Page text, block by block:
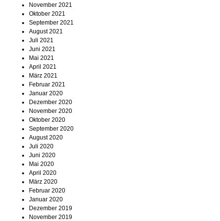
November 2021
Oktober 2021
September 2021
August 2021
Juli 2021
Juni 2021
Mai 2021
April 2021
März 2021
Februar 2021
Januar 2020
Dezember 2020
November 2020
Oktober 2020
September 2020
August 2020
Juli 2020
Juni 2020
Mai 2020
April 2020
März 2020
Februar 2020
Januar 2020
Dezember 2019
November 2019